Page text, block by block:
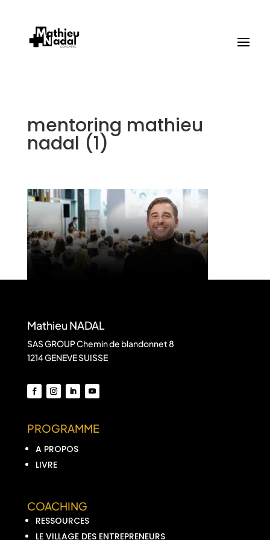
mentoring mathieu
nadal (1)
Mathieu NADAL
SAS GROUP Chemin de blandonnet 8
1214 GENEVE SUISSE
PROGRAMME
A PROPOS
LIVRE
COACHING
RESSOURCES
LE VILLAGE DES ENTREPRENEURS